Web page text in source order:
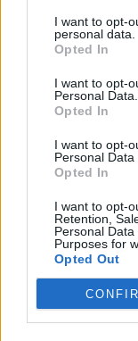
I want to opt-
personal data.
Opted In
I want to opt-
Personal Data.
Opted In
I want to opt-
Personal Data
Opted In
I want to opt-
Retention,
Personal
Purposes for
Opted Out
27
Το
26